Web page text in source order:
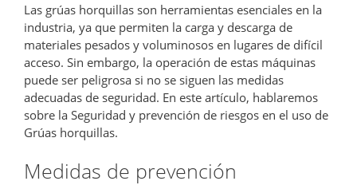
Las grúas horquillas son herramientas esenciales en la
industria, ya que permiten la carga y descarga de
materiales pesados y voluminosos en lugares de difícil
acceso. Sin embargo, la operación de estas máquinas
puede ser peligrosa si no se siguen las medidas
adecuadas de seguridad. En este artículo, hablaremos
sobre la Seguridad y prevención de riesgos en el uso de
Grúas horquillas.
Medidas de prevención